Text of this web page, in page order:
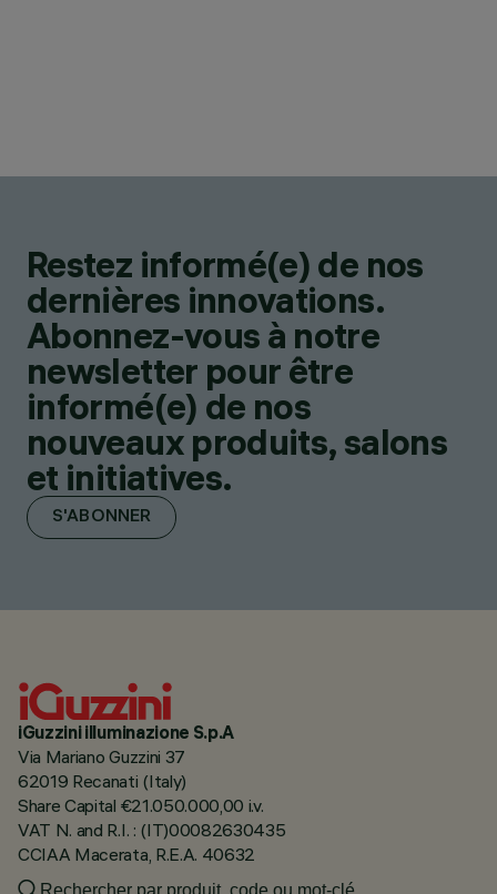
Restez informé(e) de nos
dernières innovations.
Abonnez-vous à notre
newsletter pour être
informé(e) de nos
nouveaux produits, salons
et initiatives.
S'ABONNER
iGuzzini illuminazione S.p.A
Via Mariano Guzzini 37
62019 Recanati (Italy)
Share Capital €21.050.000,00 i.v.
VAT N. and R.I. : (IT)00082630435
CCIAA Macerata, R.E.A. 40632